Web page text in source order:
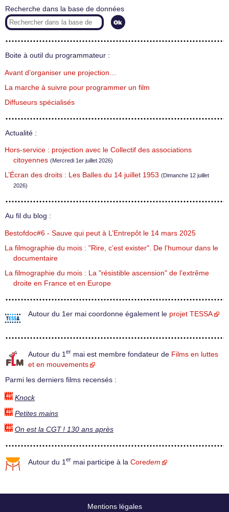
Recherche dans la base de données
Boite à outil du programmateur :
Avant d’organiser une projection…
La marche à suivre pour programmer un film
Diffuseurs spécialisés
Actualité :
Hors-service : projection avec le Collectif des associations
citoyennes (Mercredi 1er juillet 2026)
L’Écran des droits : Les Balles du 14 juillet 1953 (Dimanche 12 juillet
2026)
Au fil du blog :
Bestofdoc#6 - Sauve qui peut à L’Entrepôt le 14 mars 2025
La filmographie du mois : "Rire, c’est exister". De l’humour dans le
documentaire
La filmographie du mois : La "résistible ascension" de l’extrême
droite en France et en Europe
Autour du 1er mai coordonne également le projet TESSA
Autour du 1 er mai est membre fondateur de Films en luttes
et en mouvements
Parmi les derniers films recensés :
Knock
Petites mains
On est la CGT ! 130 ans après
Autour du 1 er mai participe à la Coredem
Mentions légales